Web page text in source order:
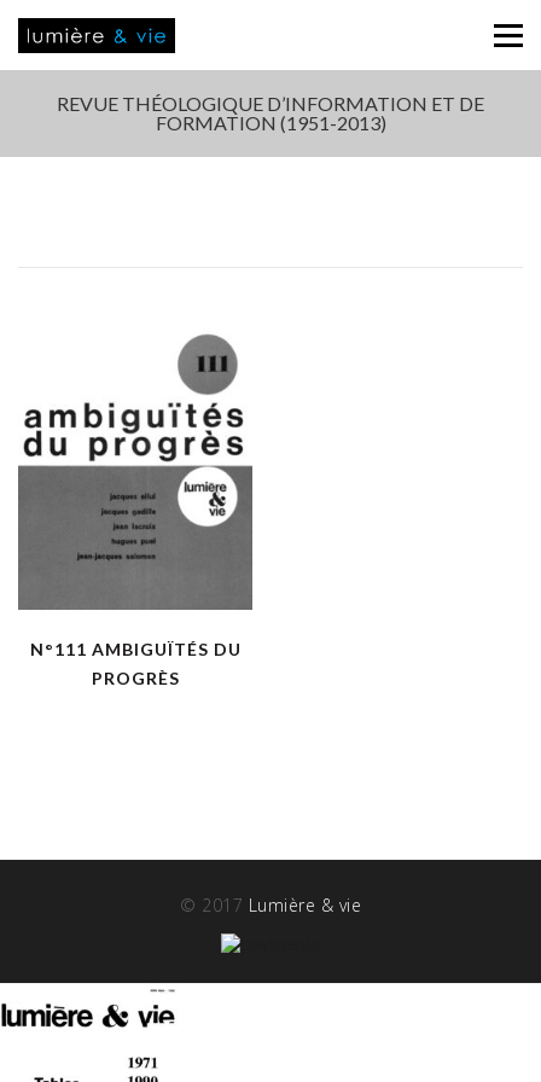
REVUE THÉOLOGIQUE D’INFORMATION ET DE
FORMATION (1951-2013)
N°111 AMBIGUÏTÉS DU
PROGRÈS
© 2017 Lumière & vie